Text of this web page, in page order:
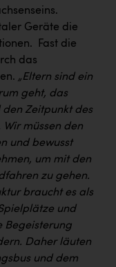
Geräte die
Fast die
das
„Eltern sind ein
geht, das
Zeitpunkt des
müssen den
und bewusst
um mit den
zu gehen.
braucht es als
und
Begeisterung
Daher läuten
und dem